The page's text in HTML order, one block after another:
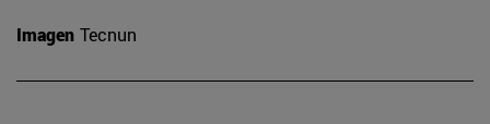
Imagen Tecnun